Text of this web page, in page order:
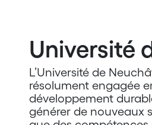
Université
L’Université de
résolument engagée
développement
générer de nouveaux